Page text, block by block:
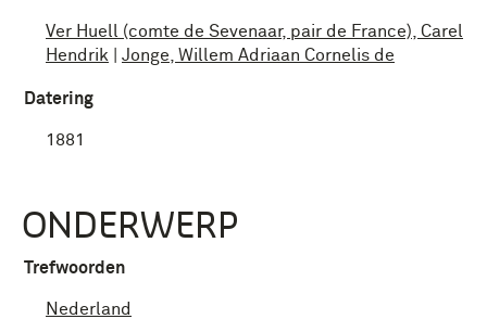
Ver Huell (comte de Sevenaar, pair de France), Carel
Hendrik
Jonge, Willem Adriaan Cornelis de
Datering
1881
ONDERWERP
Trefwoorden
Nederland